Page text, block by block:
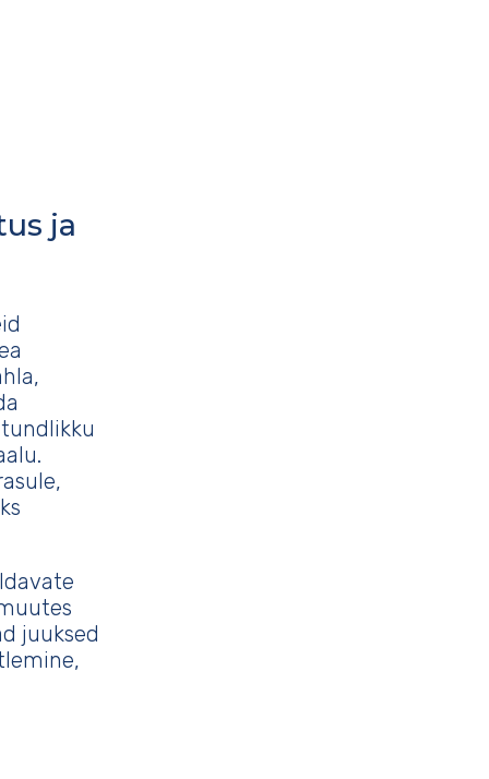
ja
juuksed